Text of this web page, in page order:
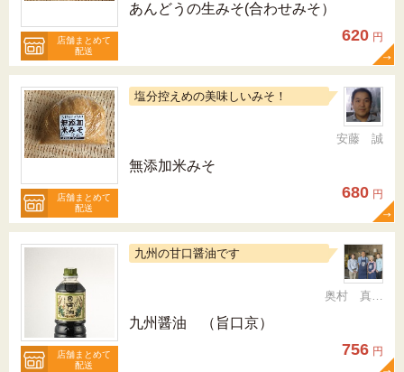
店舗まとめて
配送
あんどうの生みそ(合わせみそ）
620 円
店舗まとめて
配送
塩分控えめの美味しいみそ！
安藤 誠
無添加米みそ
680 円
店舗まとめて
配送
九州の甘口醤油です
奥村 真（ちか）
九州醤油 （旨口京）
756 円